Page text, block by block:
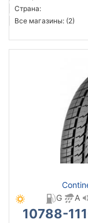
Страна:
Все магазины: (2)
G
A
10788-